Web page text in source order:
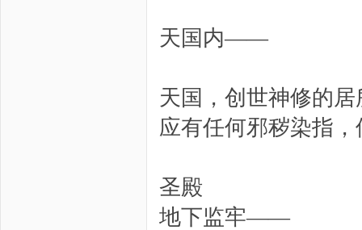
天国内——
天国，创世神修的
应有任何邪秽染指
圣殿
地下监牢——